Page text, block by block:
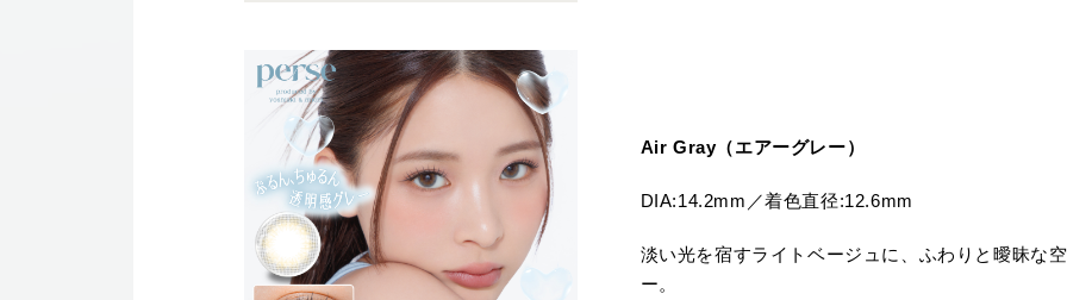
Air Gray（エアーグレー）
DIA:14.2mm／着色直径:12.6mm
淡い光を宿すライトベージュに、ふわりと曖昧な
ー。